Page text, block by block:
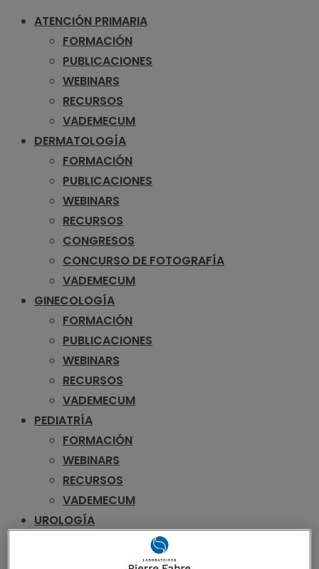
ATENCIÓN PRIMARIA
FORMACIÓN
PUBLICACIONES
WEBINARS
RECURSOS
VADEMECUM
DERMATOLOGÍA
FORMACIÓN
PUBLICACIONES
WEBINARS
RECURSOS
CONGRESOS
CONCURSO DE FOTOGRAFÍA
VADEMECUM
GINECOLOGÍA
FORMACIÓN
PUBLICACIONES
WEBINARS
RECURSOS
VADEMECUM
PEDIATRÍA
FORMACIÓN
WEBINARS
RECURSOS
VADEMECUM
UROLOGÍA
PUBLICACIONES